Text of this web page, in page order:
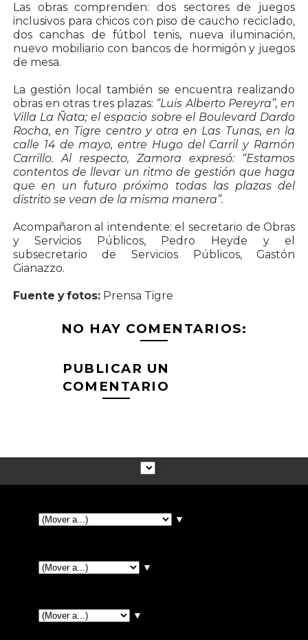
Las obras comprenden: dos sectores de juegos
inclusivos para chicos con piso de caucho reciclado,
dos canchas de fútbol tenis, nueva iluminación,
nuevo mobiliario con bancos de hormigón y juegos
de mesa.
La gestión local también se encuentra realizando
obras en otras tres plazas: “Luis Alberto Pereyra”, en
Villa La Ñata; el espacio sobre el Boulevard Dardo
Rocha, en Tigre centro y otra en Las Tunas, en la
calle 14 de mayo, entre Hugo del Carril y Ramón
Carrillo. Al respecto, Zamora expresó: “Estamos
contentos de llevar un ritmo de gestión que haga
que en un futuro próximo todas las plazas del
distrito se vean de la misma manera”.
Acompañaron al intendente: el secretario de Obras
y Servicios Públicos, Pedro Heyde y el
subsecretario de Servicios Públicos, Gastón
Gianazzo.
Fuente y fotos:Prensa Tigre
NO HAY COMENTARIOS:
PUBLICAR UN
COMENTARIO
▼
▼
▼